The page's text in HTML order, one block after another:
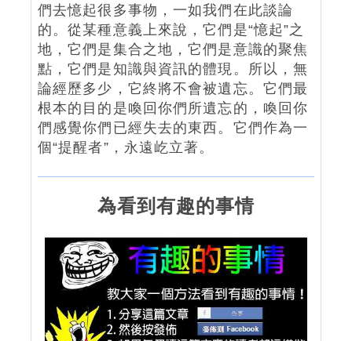
們去憶起很多事物，一如我們在此談論
的。從某種意義上來說，它們是“憶起”之
地，它們是集合之地，它們是意識的聚焦
點，它們是知識與資訊的體現。所以，無
論經歷多少，它終將不會被遺忘。它們最
根本的目的是喚回你們所遺忘的，喚回你
們感覺你們已經失去的東西。它們作為一
個“提醒者”，永遠屹立著。
為看到有趣的事情